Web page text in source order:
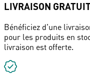
LIVRAISON
Bénéficiez d'une
pour les produits en
livraison est offerte.